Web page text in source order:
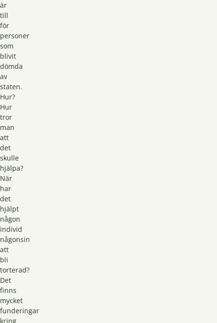
är
till
för
personer
som
blivit
dömda
av
staten.
Hur?
Hur
tror
man
att
det
skulle
hjälpa?
När
har
det
hjälpt
någon
individ
någonsin
att
bli
torterad?
Det
finns
mycket
funderingar
kring